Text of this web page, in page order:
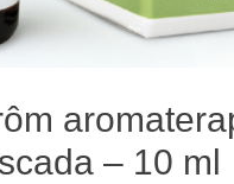
– 10 ml